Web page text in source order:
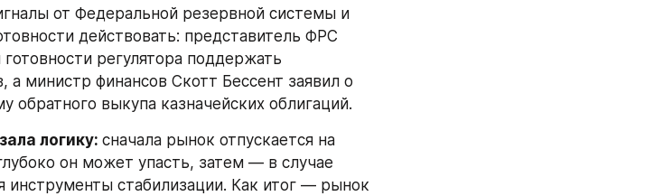
от Федеральной резервной системы и
действовать: представитель ФРС
регулятора поддержать
а министр финансов Скотт Бессент заявил о
обратного выкупа казначейских облигаций.
логику: сначала рынок отпускается на
он может упасть, затем — в случае
стабилизации. Как итог — рынок